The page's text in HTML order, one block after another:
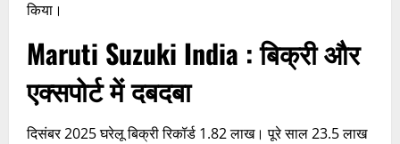
किया।
Maruti Suzuki India : बिक्री और
एक्सपोर्ट में दबदबा
दिसंबर 2025 घरेलू बिक्री रिकॉर्ड 1.82 लाख। पूरे साल 23.5 लाख